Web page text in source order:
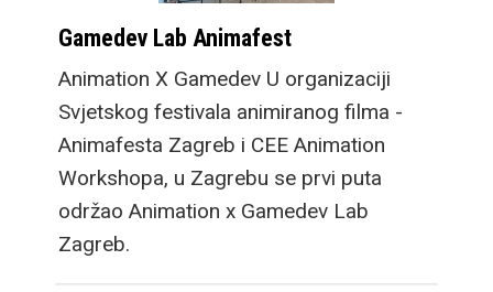
Gamedev Lab Animafest
Animation X Gamedev U organizaciji
Svjetskog festivala animiranog filma -
Animafesta Zagreb i CEE Animation
Workshopa, u Zagrebu se prvi puta
održao Animation x Gamedev Lab
Zagreb.